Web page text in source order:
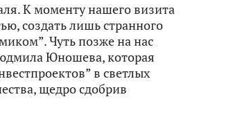
К моменту нашего визита
создать лишь странного
Чуть позже на нас
Юношева, которая
в светлых
щедро сдобрив